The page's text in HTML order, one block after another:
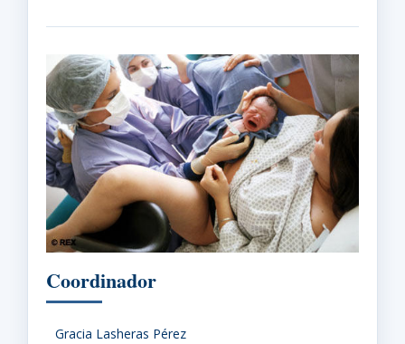
Coordinador
Gracia Lasheras Pérez